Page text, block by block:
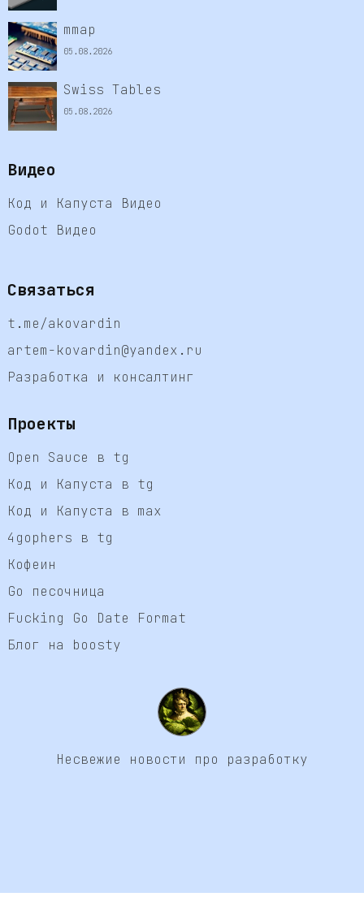
mmap
05.08.2026
Swiss Tables
05.08.2026
Видео
Код и Капуста Видео
Godot Видео
Связаться
t.me/akovardin
artem-kovardin@yandex.ru
Разработка и консалтинг
Проекты
Open Sauce в tg
Код и Капуста в tg
Код и Капуста в max
4gophers в tg
Кофеин
Go песочница
Fucking Go Date Format
Блог на boosty
Несвежие новости про разработку